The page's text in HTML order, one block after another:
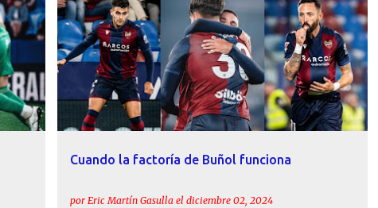
+
Cuando la factoría de Buñol funciona
por Eric Martín Gasulla el diciembre 02, 2024
ACTUALIDAD ANDRÉS GARCÍA CANTERA +1